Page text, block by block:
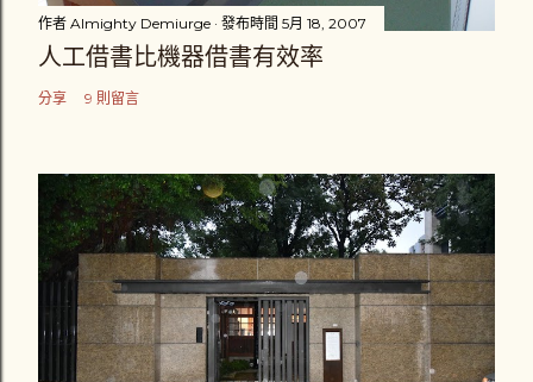
作者 Almighty Demiurge 發布時間 5月 18, 2007
人工借書比機器借書有效率
分享 9 則留言